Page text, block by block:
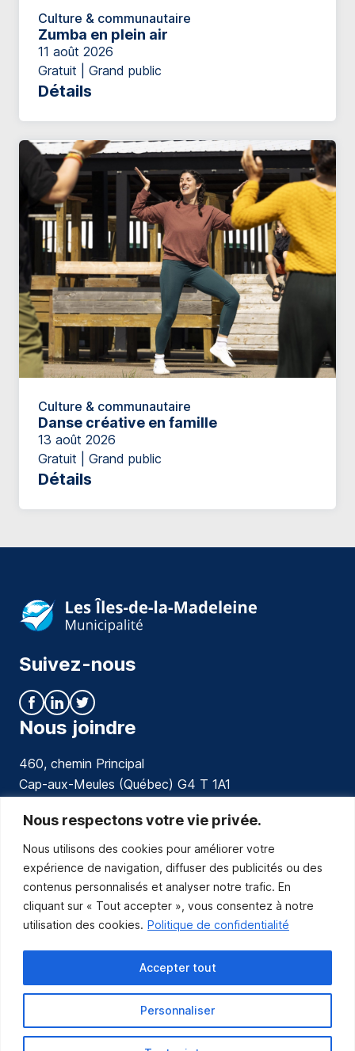
Nous respectons votre vie privée.
Nous utilisons des cookies pour améliorer votre
expérience de navigation, diffuser des publicités ou des
contenus personnalisés et analyser notre trafic. En
cliquant sur « Tout accepter », vous consentez à notre
utilisation des cookies. Politique de confidentialité
Personnaliser
Accepter tout
Culture & communautaire
Zumba en plein air
11 août 2026
Gratuit | Grand public
Détails
Culture & communautaire
Danse créative en famille
13 août 2026
Gratuit | Grand public
Détails
Suivez-nous
Nous joindre
460, chemin Principal
Cap-aux-Meules (Québec) G4 T 1A1
communications@muniles.ca
418 986-3100
Composez le 1 en tout temps pour toutes urgences.
Abonnez-vous
Abonnez-vous pour recevoir les nouvelles
de la Municipalité par courriel.